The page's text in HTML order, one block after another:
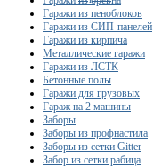
Гаражи из пеноблоков
Гаражи из СИП-панелей
Гаражи из кирпича
Металлические гаражи
Гаражи из ЛСТК
Бетонные полы
Гаражи для грузовых
Гараж на 2 машины
Заборы
Заборы из профнастила
Заборы из сетки Gitter
Забор из сетки рабица